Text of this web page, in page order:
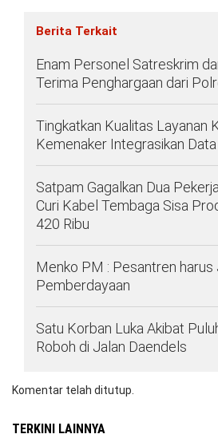
Berita Terkait
Enam Personel Satreskrim
Terima Penghargaan dari
Tingkatkan Kualitas Layanan
Kemenaker Integrasikan
Satpam Gagalkan Dua
Curi Kabel Tembaga Sisa
420 Ribu
Menko PM : Pesantren harus
Pemberdayaan
Satu Korban Luka Akibat
Roboh di Jalan Daendels
Komentar telah ditutup.
TERKINI LAINNYA